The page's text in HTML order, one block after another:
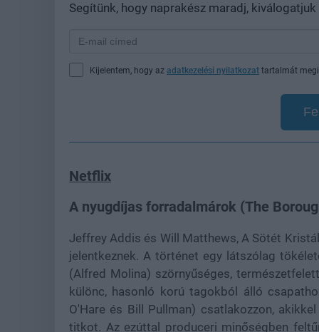
Segítünk, hogy naprakész maradj,
Kijelentem, hogy az adatkezelési nyilatkozat tartalmát
Netflix
A nyugdíjas forradalmárok (The
Jeffrey Addis és Will Matthews, A Sötét
jelentkeznek. A történet egy látszólag
(Alfred Molina) szörnyűséges,
különc, hasonló korú tagokból álló
O'Hare és Bill Pullman) csatlakozzon,
titkot. Az ezúttal produceri minőségben